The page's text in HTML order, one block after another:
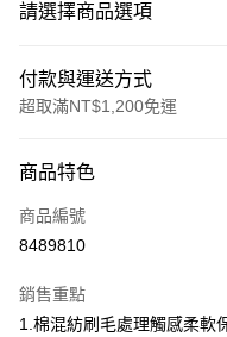
請選擇商品選項
付款與運送方式
超取滿NT$1,200免運
信用卡一次付款
超商取貨付款
Apple Pay
商品特色
商品編號
8489810
銷售重點
1.棉混紡刷毛處理觸感柔軟